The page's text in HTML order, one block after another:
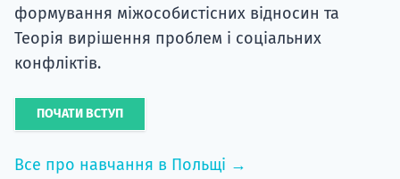
формування міжособистісних відносин та
Теорія вирішення проблем і соціальних
конфліктів.
ПОЧАТИ ВСТУП
Все про навчання в Польщі →